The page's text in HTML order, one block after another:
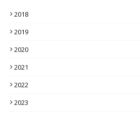
2018
2019
2020
2021
2022
2023